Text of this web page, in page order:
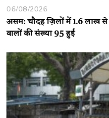
06/08/2026
असम: चौदह ज़िलों में 1.6 लाख से
वालों की संख्या 95 हुई